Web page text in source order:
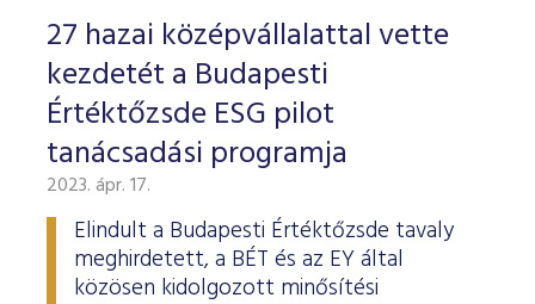
27 hazai középvállalattal vette
kezdetét a Budapesti
Értéktőzsde ESG pilot
tanácsadási programja
2023. ápr. 17.
Elindult a Budapesti Értéktőzsde tavaly
meghirdetett, a BÉT és az EY által
közösen kidolgozott minősítési